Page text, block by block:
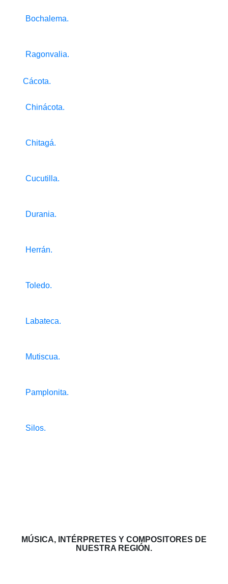
Bochalema.
Ragonvalia.
Cácota.
Chinácota.
Chitagá.
Cucutilla.
Durania.
Herrán.
Toledo.
Labateca.
Mutiscua.
Pamplonita.
Silos.
MÚSICA, INTÉRPRETES Y COMPOSITORES DE
NUESTRA REGIÓN.